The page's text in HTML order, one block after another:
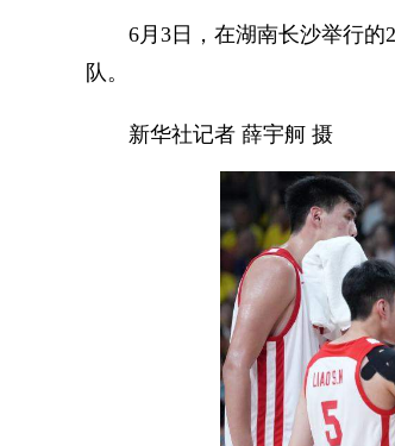
6月3日，在湖南长沙举行的
队。
新华社记者 薛宇舸 摄